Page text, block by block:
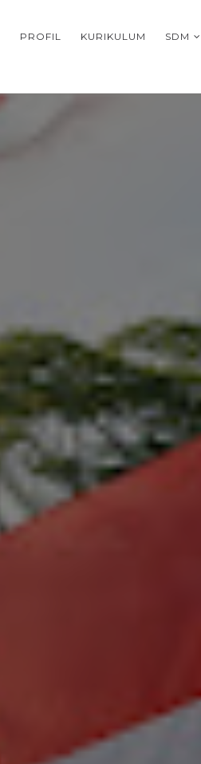
PROFIL KURIKULUM SDM